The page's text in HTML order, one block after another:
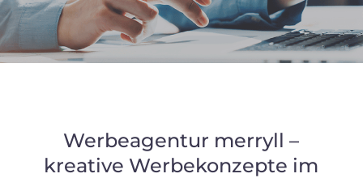
Werbeagentur merryll –
kreative Werbekonzepte im